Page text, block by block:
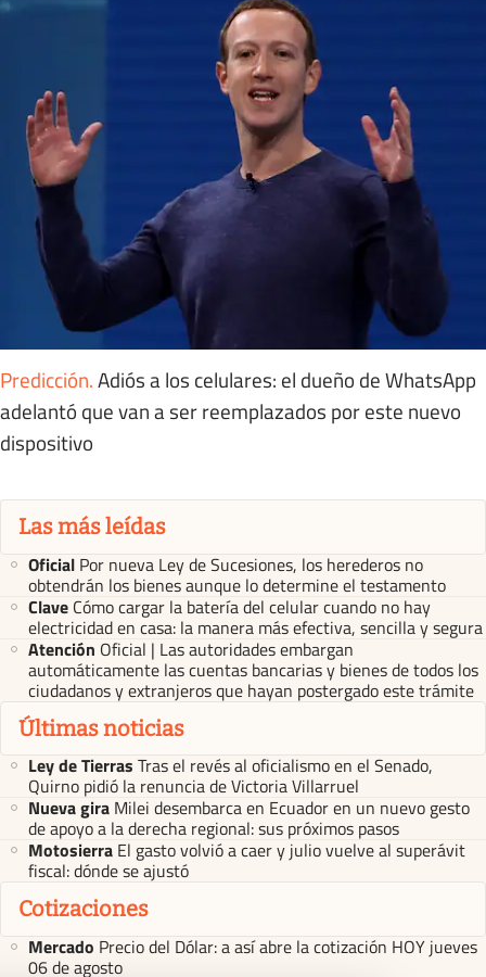
Predicción.Adiós a los celulares: el dueño de WhatsApp
adelantó que van a ser reemplazados por este nuevo
dispositivo
Las más leídas
Oficial Por nueva Ley de Sucesiones, los herederos no
obtendrán los bienes aunque lo determine el testamento
Clave Cómo cargar la batería del celular cuando no hay
electricidad en casa: la manera más efectiva, sencilla y segura
Atención Oficial | Las autoridades embargan
automáticamente las cuentas bancarias y bienes de todos los
ciudadanos y extranjeros que hayan postergado este trámite
Últimas noticias
Ley de Tierras Tras el revés al oficialismo en el Senado,
Quirno pidió la renuncia de Victoria Villarruel
Nueva gira Milei desembarca en Ecuador en un nuevo gesto
de apoyo a la derecha regional: sus próximos pasos
Motosierra El gasto volvió a caer y julio vuelve al superávit
fiscal: dónde se ajustó
Cotizaciones
Mercado Precio del Dólar: a así abre la cotización HOY jueves
06 de agosto